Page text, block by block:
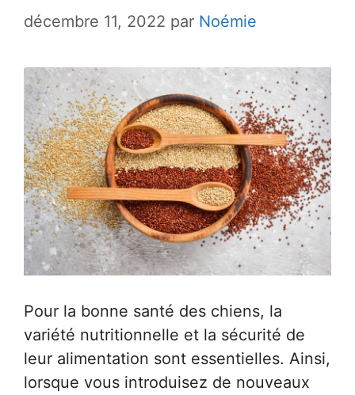
décembre 11, 2022 par Noémie
Pour la bonne santé des chiens, la
variété nutritionnelle et la sécurité de
leur alimentation sont essentielles. Ainsi,
lorsque vous introduisez de nouveaux